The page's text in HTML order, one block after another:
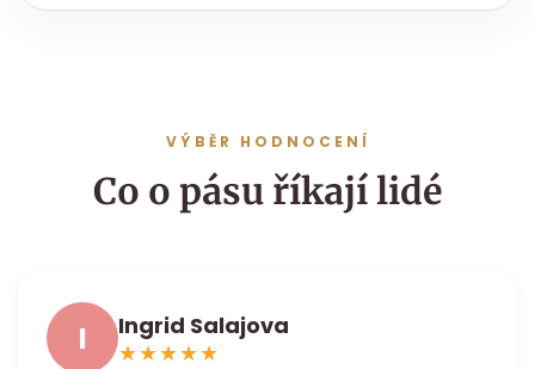
VÝBĚR HODNOCENÍ
Co o pásu říkají lidé
I
Ingrid Salajova
★★★★★